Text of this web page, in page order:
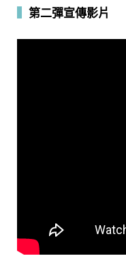
第二彈宣傳影片